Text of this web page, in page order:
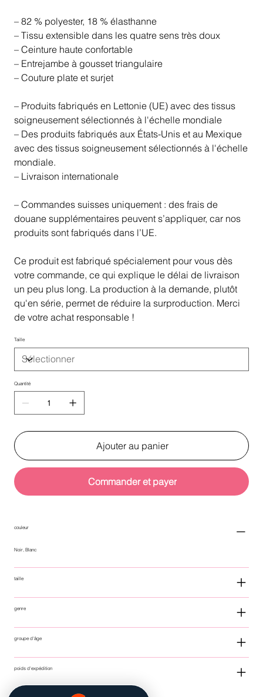
– 82 % polyester, 18 % élasthanne
– Tissu extensible dans les quatre sens très doux
– Ceinture haute confortable
– Entrejambe à gousset triangulaire
– Couture plate et surjet
– Produits fabriqués en Lettonie (UE) avec des tissus
soigneusement sélectionnés à l'échelle mondiale
– Des produits fabriqués aux États-Unis et au Mexique
avec des tissus soigneusement sélectionnés à l'échelle
mondiale.
– Livraison internationale
– Commandes suisses uniquement : des frais de
douane supplémentaires peuvent s’appliquer, car nos
produits sont fabriqués dans l’UE.
Ce produit est fabriqué spécialement pour vous dès
votre commande, ce qui explique le délai de livraison
un peu plus long. La production à la demande, plutôt
qu'en série, permet de réduire la surproduction. Merci
de votre achat responsable !
Taille
Quantité
Ajouter au panier
Commander et payer
couleur
Noir, Blanc
taille
genre
groupe d'âge
poids d'expédition